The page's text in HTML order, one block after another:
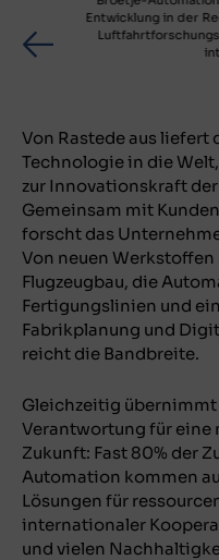
Entwicklung in der
Von Rastede aus liefert
Technologie in die
zur Innovationskraft
Gemeinsam mit
forscht das
Von neuen
Flugzeugbau, die
Fertigungslinien und
Fabrikplanung und
reicht die Bandbreite.
Gleichzeitig
Verantwortung für
Zukunft: Fast 80% der
Automation kommen
Lösungen für
internationaler
und vielen